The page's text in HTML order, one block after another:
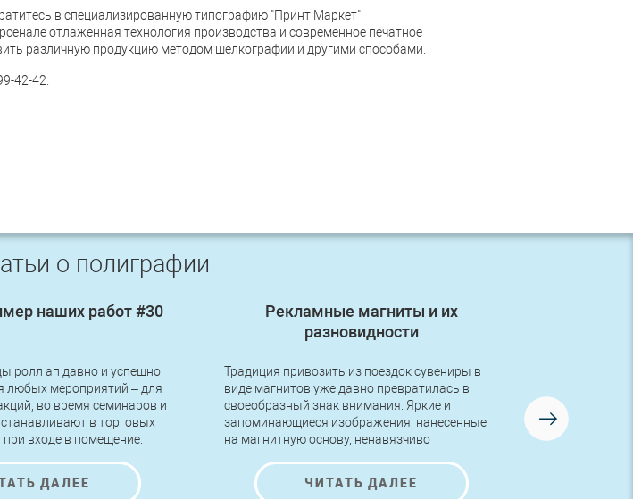
в специализированную типографию "Принт Маркет".
отлаженная технология производства и современное печатное
различную продукцию методом шелкографии и другими способами.
42-42.
о полиграфии
наших работ #30
ролл ап давно и успешно
любых мероприятий – для
во время семинаров и
в торговых
при входе в помещение.
up позволяют
и устанавливать их
ДАЛЕЕ
Рекламные магниты и их
разновидности
Традиция привозить из поездок сувениры в
виде магнитов уже давно превратилась в
своеобразный знак внимания. Яркие и
запоминающиеся изображения, нанесенные
на магнитную основу, ненавязчиво
на них информацией и полюбоваться на
красивые рисунки.ЧИТАТЬ ДАЛЕЕ
логотипом!
изготовлена
AutoNova-D.